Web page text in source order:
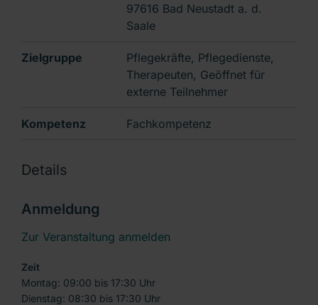
97616 Bad Neustadt a. d.
Saale
Zielgruppe
Pflegekräfte, Pflegedienste,
Therapeuten, Geöffnet für
externe Teilnehmer
Kompetenz Fachkompetenz
Details
Anmeldung
Zur Veranstaltung anmelden
Zeit
Montag: 09:00 bis 17:30 Uhr
Dienstag: 08:30 bis 17:30 Uhr